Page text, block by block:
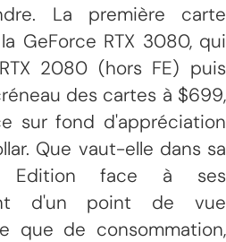
La première carte
GeForce RTX 3080, qui
2080 (hors FE) puis
des cartes à $699,
sur fond d'appréciation
Que vaut-elle dans sa
Edition face à ses
d'un point de vue
que de consommation,